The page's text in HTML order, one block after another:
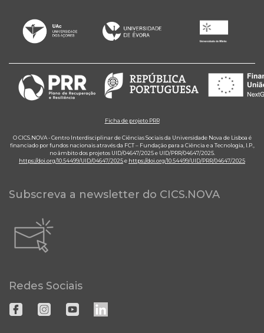
Ficha de projeto PRR
O CICS.NOVA - Centro Interdisciplinar de Ciências Sociais da Universidade Nova de Lisboa é
financiado por fundos nacionais através da FCT – Fundação para a Ciência e a Tecnologia, I.P.,
no âmbito dos projetos UID/04647/2025 e UID/PRR/04647/2025.
https://doi.org/10.54499/UID/04647/2025e https://doi.org/10.54499/UID/PRR/04647/2025
Subscreva a newsletter do CICS.NOVA
Redes Sociais